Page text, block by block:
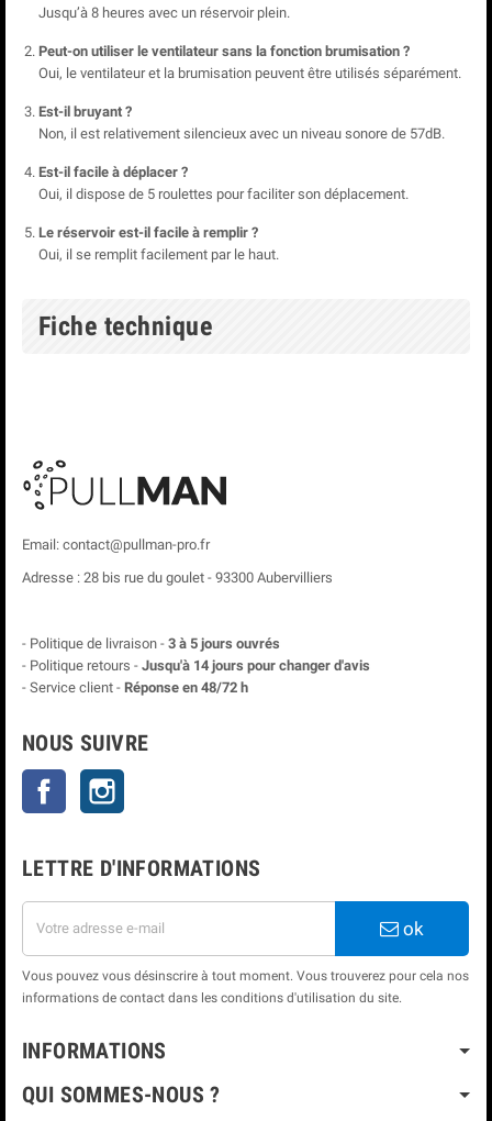
Jusqu’à 8 heures avec un réservoir plein.
Peut-on utiliser le ventilateur sans la fonction brumisation ?
Oui, le ventilateur et la brumisation peuvent être utilisés séparément.
Est-il bruyant ?
Non, il est relativement silencieux avec un niveau sonore de 57dB.
Est-il facile à déplacer ?
Oui, il dispose de 5 roulettes pour faciliter son déplacement.
Le réservoir est-il facile à remplir ?
Oui, il se remplit facilement par le haut.
Fiche technique
Email: contact@pullman-pro.fr
Adresse : 28 bis rue du goulet - 93300 Aubervilliers
- Politique de livraison - 3 à 5 jours ouvrés
- Politique retours - Jusqu'à 14 jours pour changer d'avis
- Service client - Réponse en 48/72 h
NOUS SUIVRE
Facebook
LETTRE D'INFORMATIONS
ok
Vous pouvez vous désinscrire à tout moment. Vous trouverez pour cela nos
informations de contact dans les conditions d'utilisation du site.
INFORMATIONS
QUI SOMMES-NOUS ?